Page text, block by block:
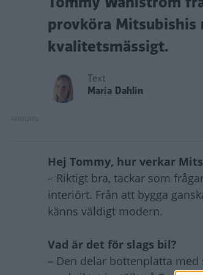
provköra
kvalitetsmässigt.
Text
Maria Dahlin
Hej Tommy, hur verkar
– Riktigt bra, tackar som
interiört. Från att bygga
känns väldigt modern.
Vad är det för slags bil?
– Den delar bottenplatta